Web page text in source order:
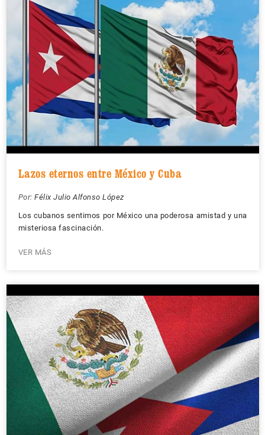
Lazos eternos entre México y Cuba
Por: Félix Julio Alfonso López
Los cubanos sentimos por México una poderosa amistad y una
misteriosa fascinación.
VER MÁS